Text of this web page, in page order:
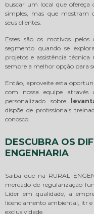
buscar um local que ofereça
simples, mas que mostram
seus clientes.
Esses são os motivos
segmento quando se
projetos e assistência
sempre a melhor opção para
Então, aproveite esta
com nossa equipe
personalizado sobre
dispõe de profissionais
conosco.
DESCUBRA OS
ENGENHARIA
Saiba que na RURAL
mercado de regularização
Líder em qualidade, a
licenciamento ambiental, itr e
exclusividade.